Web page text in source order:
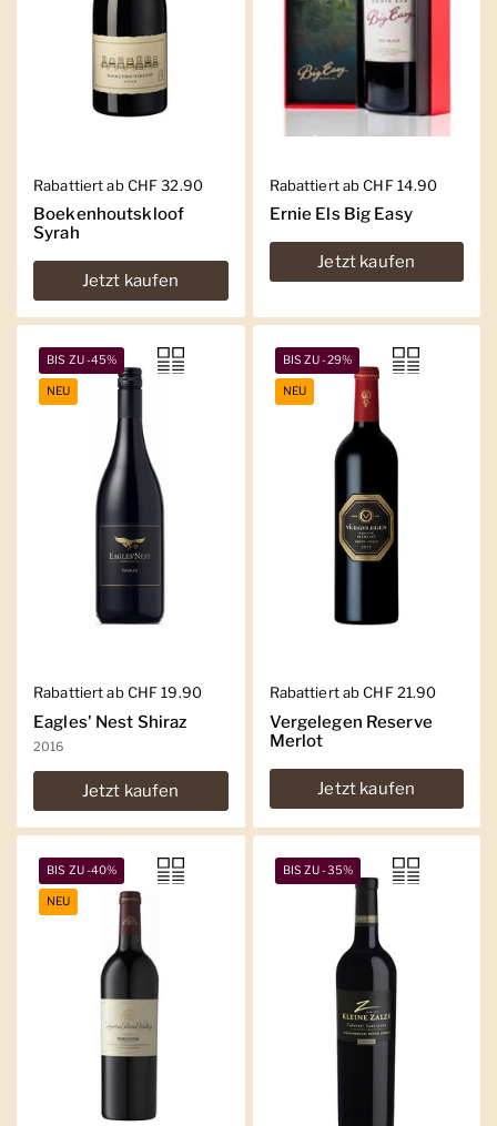
Regulärer Preis
Rabattiert ab CHF 32.90
Boekenhoutskloof
Syrah
Jetzt kaufen
Regulärer Preis
Rabattiert ab CHF 14.90
Ernie Els Big Easy
Jetzt kaufen
Regulärer Preis
Rabattiert ab CHF 19.90
Eagles' Nest Shiraz
2016
Jetzt kaufen
BIS ZU -45%
NEU
Regulärer Preis
Rabattiert ab CHF 21.90
Vergelegen Reserve
Merlot
Jetzt kaufen
BIS ZU -29%
NEU
BIS ZU -40%
NEU
BIS ZU -35%